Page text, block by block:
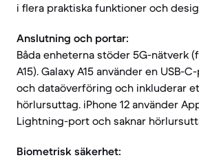
i flera praktiska funktioner och
Anslutning och portar:
Båda enheterna stöder 5G-nätverk
A15). Galaxy A15 använder en USB-
och dataöverföring och inkluderar
hörlursuttag. iPhone 12 använder
Lightning-port och saknar
Biometrisk säkerhet: